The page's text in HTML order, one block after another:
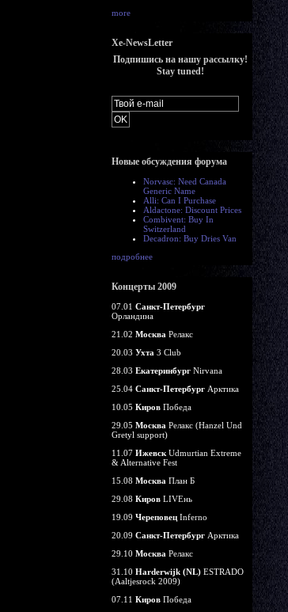
more
Xe-NewsLetter
Подпишись на нашу рассылку!
Stay tuned!
Новые обсуждения форума
Norvasc: Need Canada
Generic Name
Alli: Can I Purchase
Aldactone: Discount Prices
Combivent: Buy In
Switzerland
Decadron: Buy Dries Van
подробнее
Концерты 2009
07.01 Санкт-Петербург
Орландина
21.02 Москва Релакс
20.03 Ухта 3 Club
28.03 Екатеринбург Nirvana
25.04 Санкт-Петербург Арктика
10.05 Киров Победа
29.05 Москва Релакс (Hanzel Und
Gretyl support)
11.07 Ижевск Udmurtian Extreme
& Alternative Fest
15.08 Москва План Б
29.08 Киров LIVEнь
19.09 Череповец Inferno
20.09 Санкт-Петербург Арктика
29.10 Москва Релакс
31.10 Harderwijk (NL) ESTRADO
(Aaltjesrock 2009)
07.11 Киров Победа